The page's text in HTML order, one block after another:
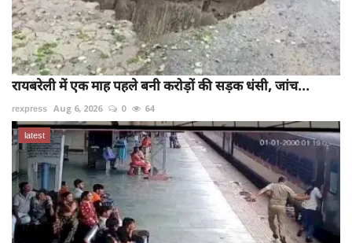
रायबरेली में एक माह पहले बनी करोड़ों की सड़क धंसी, जांच...
rexpress Aug 6, 2026 0 64
latest